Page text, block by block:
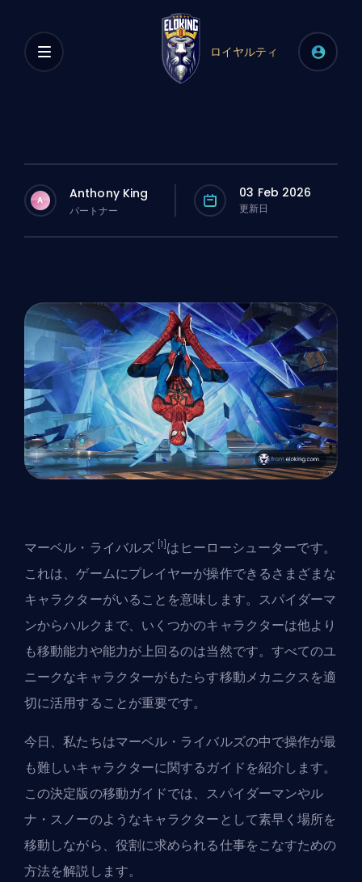
ロイヤルティ
A Anthony King
パートナー
03 Feb 2026
更新日
マーベル・ライバルズ [1] はヒーローシューターです。
これは、ゲームにプレイヤーが操作できるさまざまな
キャラクターがいることを意味します。スパイダーマ
ンからハルクまで、いくつかのキャラクターは他より
も移動能力や能力が上回るのは当然です。すべてのユ
ニークなキャラクターがもたらす移動メカニクスを適
切に活用することが重要です。
今日、私たちはマーベル・ライバルズの中で操作が最
も難しいキャラクターに関するガイドを紹介します。
この決定版の移動ガイドでは、スパイダーマンやル
ナ・スノーのようなキャラクターとして素早く場所を
移動しながら、役割に求められる仕事をこなすための
方法を解説します。